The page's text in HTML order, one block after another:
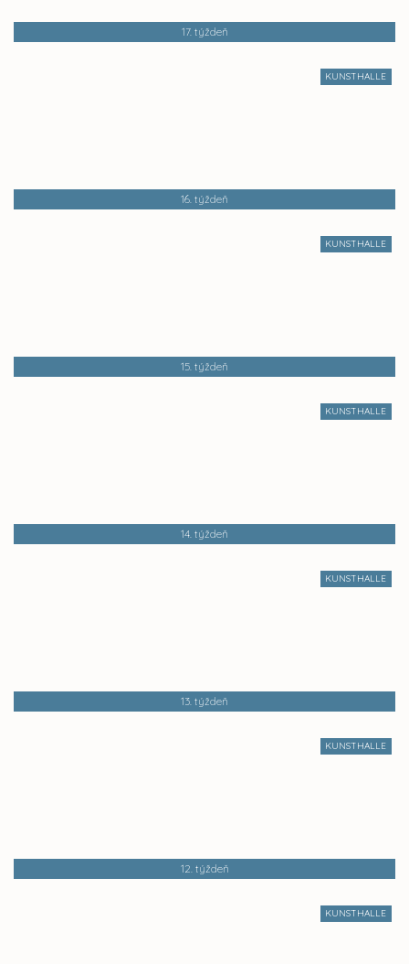
17. týždeň
KUNSTHALLE
16. týždeň
KUNSTHALLE
15. týždeň
KUNSTHALLE
14. týždeň
KUNSTHALLE
13. týždeň
KUNSTHALLE
12. týždeň
KUNSTHALLE